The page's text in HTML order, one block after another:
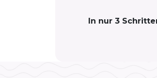
In nur 3